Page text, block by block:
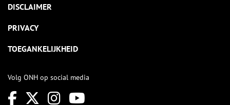
DISCLAIMER
PRIVACY
TOEGANKELIJKHEID
Volg ONH op social media